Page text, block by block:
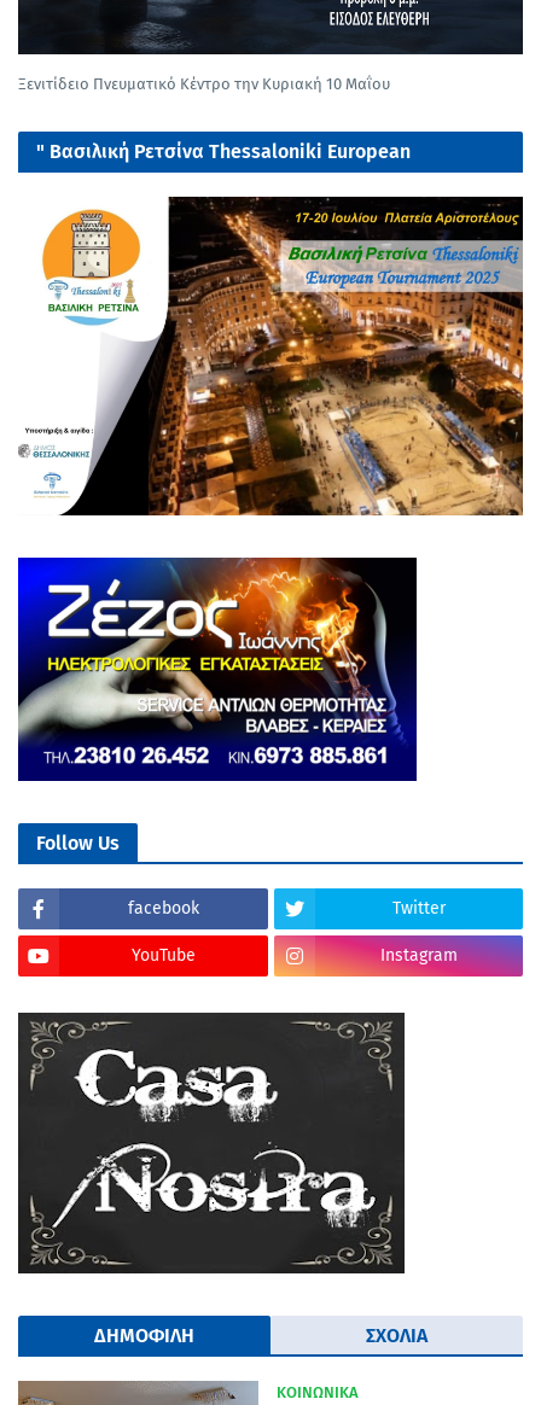
Ξενιτίδειο Πνευματικό Κέντρο την Κυριακή 10 Μαΐου
" Βασιλική Ρετσίνα Thessaloniki European
tournament 2025"
Follow Us
facebook Twitter
YouTube Instagram
ΔΗΜΟΦΙΛΗ ΣΧΟΛΙΑ
ΚΟΙΝΩΝΙΚΑ